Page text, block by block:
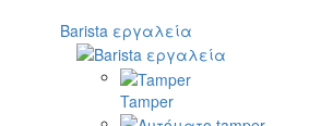
Barista εργαλεία
Tamper